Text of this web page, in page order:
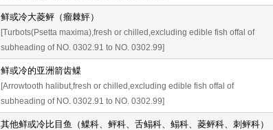
鲜或冷大菱鲆（瘤棘鮃）
[Turbots(Psetta maxima),fresh or chilled,excluding edible fish offal of
subheading of NO. 0302.91 to NO. 0302.99]
鲜或冷的亚洲箭齿鲽
[Arrowtooth halibut,fresh or chilled,excluding edible fish offal of
subheading of NO. 0302.91 to NO. 0302.99]
其他鲜或冷比目鱼（鲽科、鲆科、舌鳎科、鳎科、菱鲆科、刺鲆科）